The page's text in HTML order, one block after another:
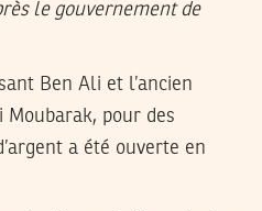
le gouvernement de
Ben Ali et l’ancien
Moubarak, pour des
a été ouverte en